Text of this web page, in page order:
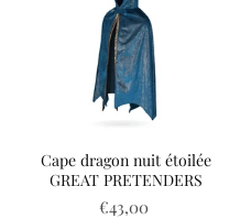
Cape dragon nuit étoilée
GREAT PRETENDERS
€43,00